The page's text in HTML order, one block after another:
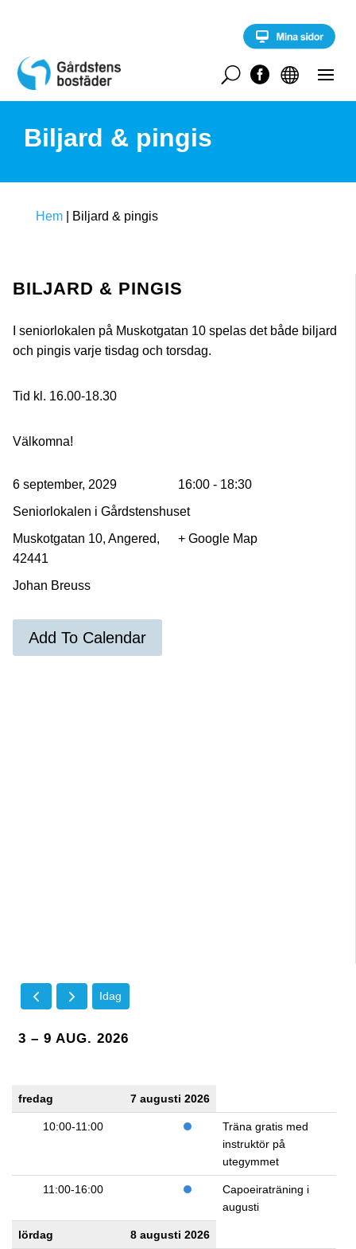
c
n


U
Biljard & pingis
Hem Biljard & pingis
BILJARD & PINGIS
I seniorlokalen på Muskotgatan 10 spelas det både biljard
och pingis varje tisdag och torsdag.
Tid kl. 16.00-18.30
Välkomna!
6 september, 2029
16:00 - 18:30
Seniorlokalen i Gårdstenshuset
Muskotgatan 10, Angered,
42441
+ Google Map
Johan Breuss
Add To Calendar
Idag
3 – 9 AUG. 2026
fredag 7 augusti 2026
10:00-11:00
Träna gratis med
instruktör på
utegymmet
11:00-16:00
Capoeiraträning i
augusti
lördag 8 augusti 2026